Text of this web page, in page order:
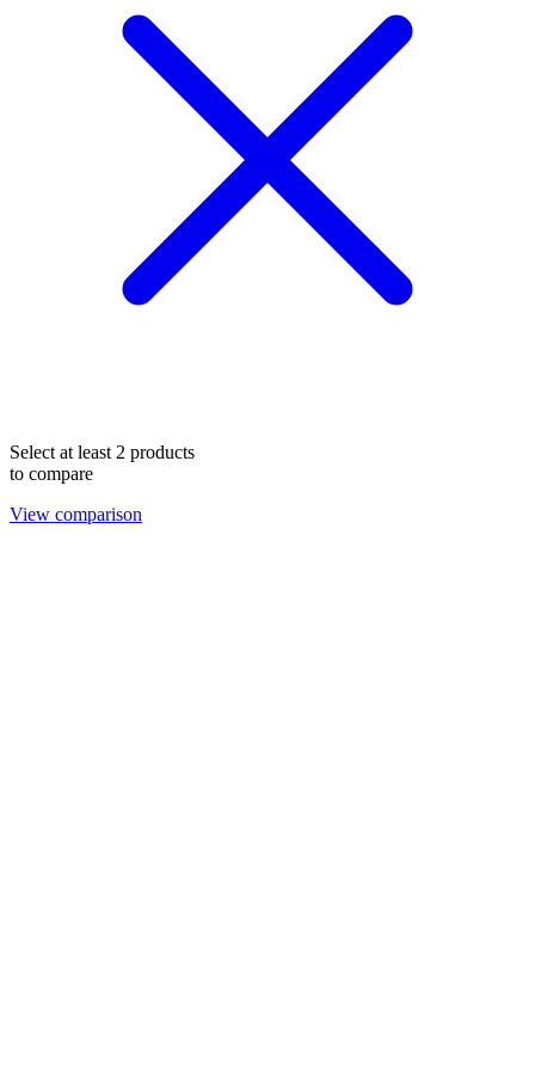
Select at least 2 products
to compare
View comparison